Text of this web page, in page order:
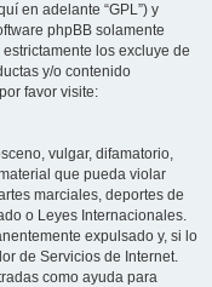
en adelante “GPL”) y
phpBB solamente
los excluye de
y/o contenido
favor visite:
vulgar, difamatorio,
que pueda violar
marciales, deportes de
o Leyes Internacionales.
expulsado y, si lo
de Servicios de Internet.
como ayuda para